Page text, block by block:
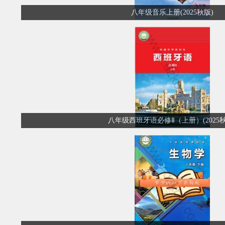
八年级音乐上册(2025秋版)
八年级西班牙语必修Ⅱ（上册）(2025